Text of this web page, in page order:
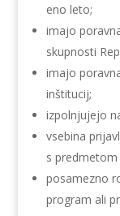
eno leto;
imajo
skupnosti
imajo
inštitucij;
izpolnjujejo
vsebina
s predmetom
posamezno
program ali